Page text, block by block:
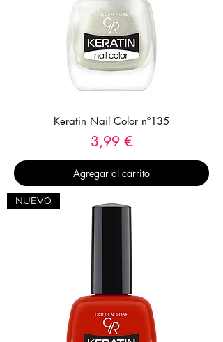
Keratin Nail Color nº135
Precio
3,99 €
Agregar al carrito
NUEVO